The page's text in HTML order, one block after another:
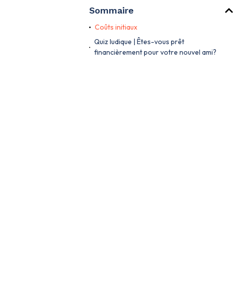
Sommaire
Coûts initiaux
Quiz ludique | Êtes-vous prêt
financièrement pour votre nouvel ami?